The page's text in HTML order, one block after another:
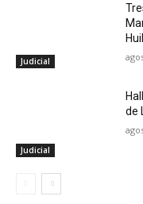
Judicial
Judicial
de